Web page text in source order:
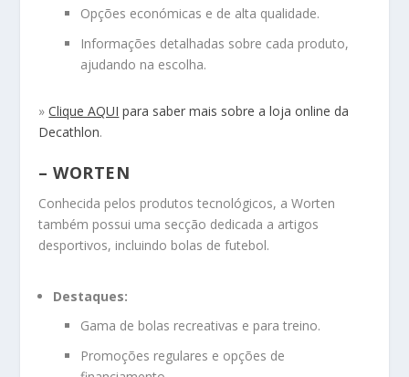
Opções económicas e de alta qualidade.
Informações detalhadas sobre cada produto,
ajudando na escolha.
»Clique AQUI para saber mais sobre a loja online da
Decathlon.
– WORTEN
Conhecida pelos produtos tecnológicos, a Worten
também possui uma secção dedicada a artigos
desportivos, incluindo bolas de futebol.
Destaques:
Gama de bolas recreativas e para treino.
Promoções regulares e opções de